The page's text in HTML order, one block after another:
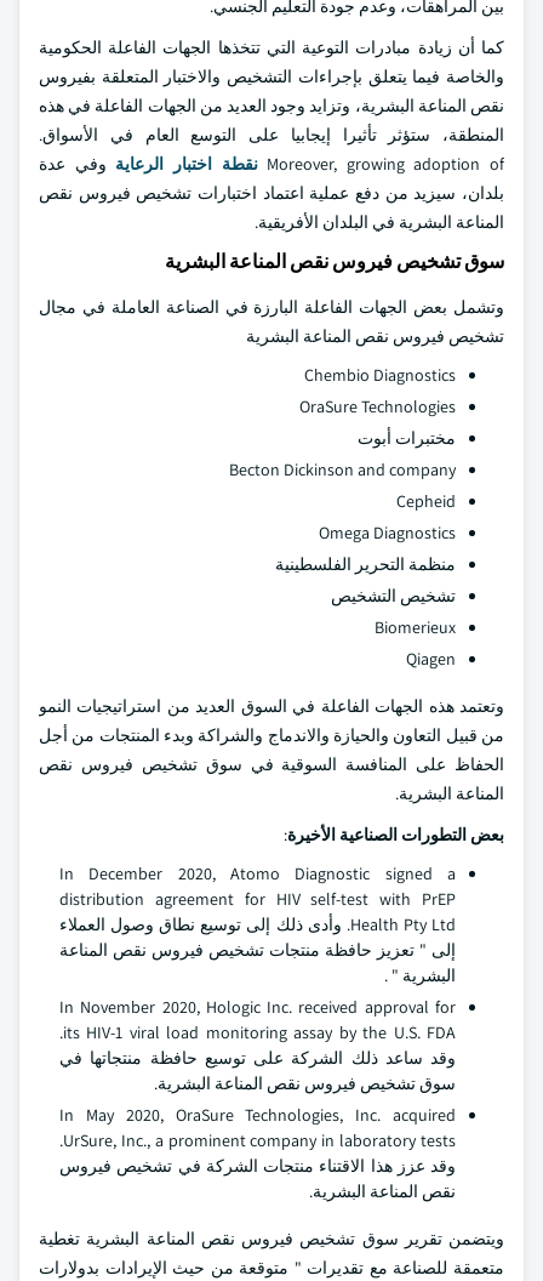
بين المراهقات، وعدم جودة التعليم الجنسي.
كما أن زيادة مبادرات التوعية التي تتخذها الجهات الفاعلة الحكومية
والخاصة فيما يتعلق بإجراءات التشخيص والاختبار المتعلقة بفيروس
نقص المناعة البشرية، وتزايد وجود العديد من الجهات الفاعلة في هذه
المنطقة، ستؤثر تأثيرا إيجابيا على التوسع العام في الأسواق.
Moreover, growing adoption of نقطة اختبار الرعاية وفي عدة
بلدان، سيزيد من دفع عملية اعتماد اختبارات تشخيص فيروس نقص
المناعة البشرية في البلدان الأفريقية.
سوق تشخيص فيروس نقص المناعة البشرية
وتشمل بعض الجهات الفاعلة البارزة في الصناعة العاملة في مجال
تشخيص فيروس نقص المناعة البشرية
Chembio Diagnostics
OraSure Technologies
مختبرات أبوت
Becton Dickinson and company
Cepheid
Omega Diagnostics
منظمة التحرير الفلسطينية
تشخيص التشخيص
Biomerieux
Qiagen
وتعتمد هذه الجهات الفاعلة في السوق العديد من استراتيجيات النمو
من قبيل التعاون والحيازة والاندماج والشراكة وبدء المنتجات من أجل
الحفاظ على المنافسة السوقية في سوق تشخيص فيروس نقص
المناعة البشرية.
بعض التطورات الصناعية الأخيرة:
In December 2020, Atomo Diagnostic signed a
distribution agreement for HIV self-test with PrEP
Health Pty Ltd. وأدى ذلك إلى توسيع نطاق وصول العملاء
إلى " تعزيز حافظة منتجات تشخيص فيروس نقص المناعة
البشرية " .
In November 2020, Hologic Inc. received approval for
its HIV-1 viral load monitoring assay by the U.S. FDA.
وقد ساعد ذلك الشركة على توسيع حافظة منتجاتها في
سوق تشخيص فيروس نقص المناعة البشرية.
In May 2020, OraSure Technologies, Inc. acquired
UrSure, Inc., a prominent company in laboratory tests.
وقد عزز هذا الاقتناء منتجات الشركة في تشخيص فيروس
نقص المناعة البشرية.
ويتضمن تقرير سوق تشخيص فيروس نقص المناعة البشرية تغطية
متعمقة للصناعة مع تقديرات " متوقعة من حيث الإيرادات بدولارات